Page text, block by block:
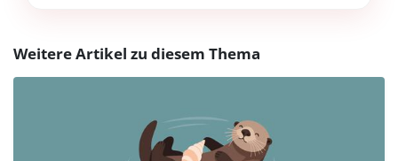
Weitere Artikel zu diesem Thema